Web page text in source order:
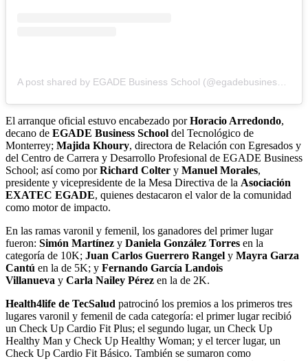
El arranque oficial estuvo encabezado porHoracio Arredondo,
decano de EGADE Business School del Tecnológico de
Monterrey; Majida Khoury, directora de Relación con Egresados y
del Centro de Carrera y Desarrollo Profesional de EGADE Business
School; así como porRichard Colter y Manuel Morales,
presidente y vicepresidente de la Mesa Directiva de la Asociación
EXATEC EGADE, quienes destacaron el valor de la comunidad
como motor de impacto.
En las ramas varonil y femenil, los ganadores del primer lugar
fueron: Simón Martínez y Daniela González Torres en la
categoría de 10K; Juan Carlos Guerrero Rangel y Mayra Garza
Cantú en la de 5K; y Fernando García Landois
Villanueva y Carla Nailey Pérez en la de 2K.
Health4life de TecSalud patrocinó los premios a los primeros tres
lugares varonil y femenil de cada categoría: el primer lugar recibió
un Check Up Cardio Fit Plus; el segundo lugar, un Check Up
Healthy Man y Check Up Healthy Woman; y el tercer lugar, un
Check Up Cardio Fit Básico. También se sumaron como